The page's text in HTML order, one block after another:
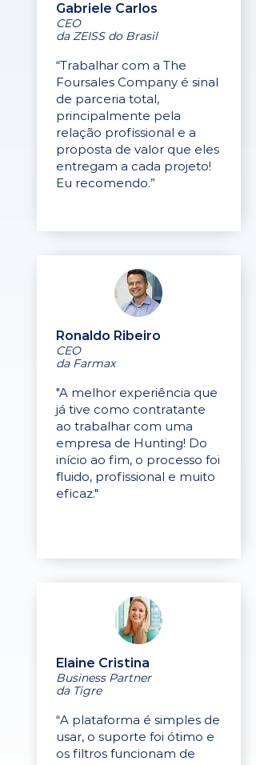
Gabriele Carlos
CEO
da ZEISS do Brasil
“Trabalhar com a The
Foursales Company é sinal
de parceria total,
principalmente pela
relação profissional e a
proposta de valor que eles
entregam a cada projeto!
Eu recomendo.”
Ronaldo Ribeiro
CEO
da Farmax
"A melhor experiência que
já tive como contratante
ao trabalhar com uma
empresa de Hunting! Do
início ao fim, o processo foi
fluido, profissional e muito
eficaz."
Elaine Cristina
Business Partner
da Tigre
“A plataforma é simples de
usar, o suporte foi ótimo e
os filtros funcionam de